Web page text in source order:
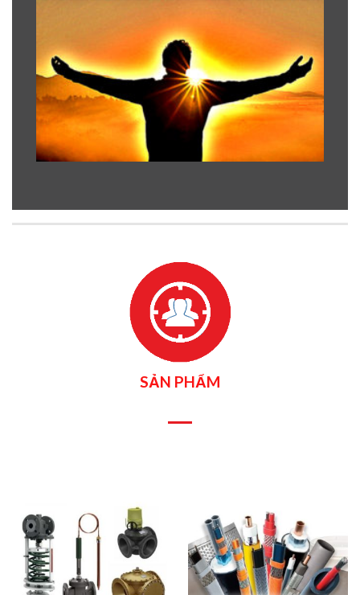
SẢN PHẨM